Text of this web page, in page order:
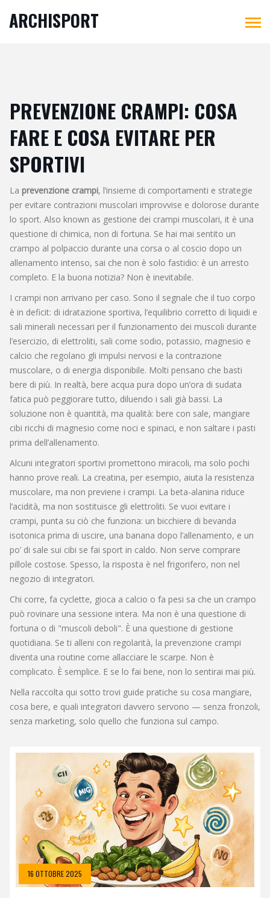
ARCHISPORT
PREVENZIONE CRAMPI: COSA
FARE E COSA EVITARE PER
SPORTIVI
La prevenzione crampi, l’insieme di comportamenti e strategie
per evitare contrazioni muscolari improvvise e dolorose durante
lo sport. Also known as gestione dei crampi muscolari, it è una
questione di chimica, non di fortuna. Se hai mai sentito un
crampo al polpaccio durante una corsa o al coscio dopo un
allenamento intenso, sai che non è solo fastidio: è un arresto
completo. E la buona notizia? Non è inevitabile.
I crampi non arrivano per caso. Sono il segnale che il tuo corpo
è in deficit: di idratazione sportiva, l’equilibrio corretto di liquidi e
sali minerali necessari per il funzionamento dei muscoli durante
l’esercizio, di elettroliti, sali come sodio, potassio, magnesio e
calcio che regolano gli impulsi nervosi e la contrazione
muscolare, o di energia disponibile. Molti pensano che basti
bere di più. In realtà, bere acqua pura dopo un’ora di sudata
fatica può peggiorare tutto, diluendo i sali già bassi. La
soluzione non è quantità, ma qualità: bere con sale, mangiare
cibi ricchi di magnesio come noci e spinaci, e non saltare i pasti
prima dell’allenamento.
Alcuni integratori sportivi promettono miracoli, ma solo pochi
hanno prove reali. La creatina, per esempio, aiuta la resistenza
muscolare, ma non previene i crampi. La beta-alanina riduce
l’acidità, ma non sostituisce gli elettroliti. Se vuoi evitare i
crampi, punta su ciò che funziona: un bicchiere di bevanda
isotonica prima di uscire, una banana dopo l’allenamento, e un
po’ di sale sui cibi se fai sport in caldo. Non serve comprare
pillole costose. Spesso, la risposta è nel frigorifero, non nel
negozio di integratori.
Chi corre, fa cyclette, gioca a calcio o fa pesi sa che un crampo
può rovinare una sessione intera. Ma non è una questione di
fortuna o di "muscoli deboli". È una questione di gestione
quotidiana. Se ti alleni con regolarità, la prevenzione crampi
diventa una routine come allacciare le scarpe. Non è
complicato. È semplice. E se lo fai bene, non lo sentirai mai più.
Nella raccolta qui sotto trovi guide pratiche su cosa mangiare,
cosa bere, e quali integratori davvero servono — senza fronzoli,
senza marketing, solo quello che funziona sul campo.
16 OTTOBRE 2025